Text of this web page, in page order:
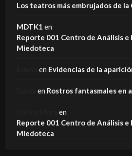
Los teatros más embrujados de la
MDTK1 en
Reporte 001 Centro de Análisis
Miedoteca
en Evidencias de la
en Rostros fantasmales en
en
Reporte 001 Centro de Análisis
Miedoteca